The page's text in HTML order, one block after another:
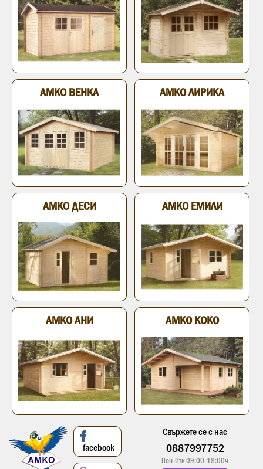
АМКО ВЕНКА АМКО ЛИРИКА
АМКО ДЕСИ АМКО ЕМИЛИ
АМКО АНИ АМКО КОКО
facebook
Свържете се с нас
0887997752
Пон-Птк 09:00-18:00ч